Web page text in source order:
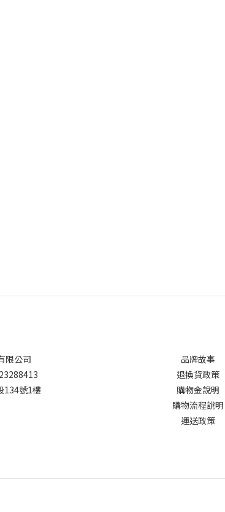
限公司
134號1樓
品牌故事
退換貨政策
購物金說明
購物流程說明
運送政策